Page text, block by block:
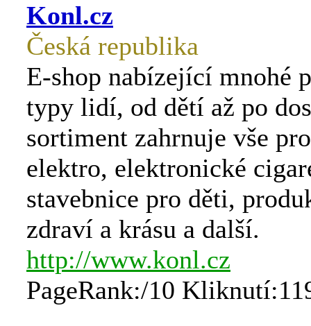
Konl.cz
Česká republika
E-shop nabízející mnohé
typy lidí, od dětí až po
sortiment zahrnuje vše
elektro, elektronické
stavebnice pro děti,
zdraví a krásu a další.
http://www.konl.cz
PageRank:/10